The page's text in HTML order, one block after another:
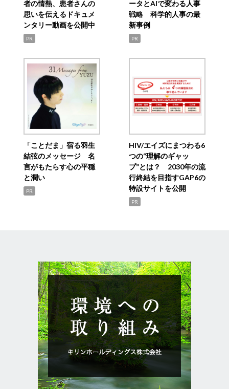
者の情熱、患者さんの
思いを伝えるドキュメ
ンタリー動画を公開中
PR
ータとAIで変わる人事
戦略 科学的人事の最
新事例
PR
「ことだま」宿る羽生
結弦のメッセージ 名
言がもたらす心の平穏
と潤い
PR
HIV/エイズにまつわる6
つの“理解のギャッ
プ”とは？ 2030年の流
行終結を目指すGAP6の
特設サイトを公開
PR